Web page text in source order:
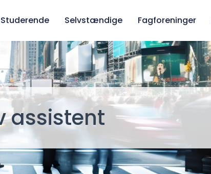
Studerende Selvstændige Fagforeninger
assistent